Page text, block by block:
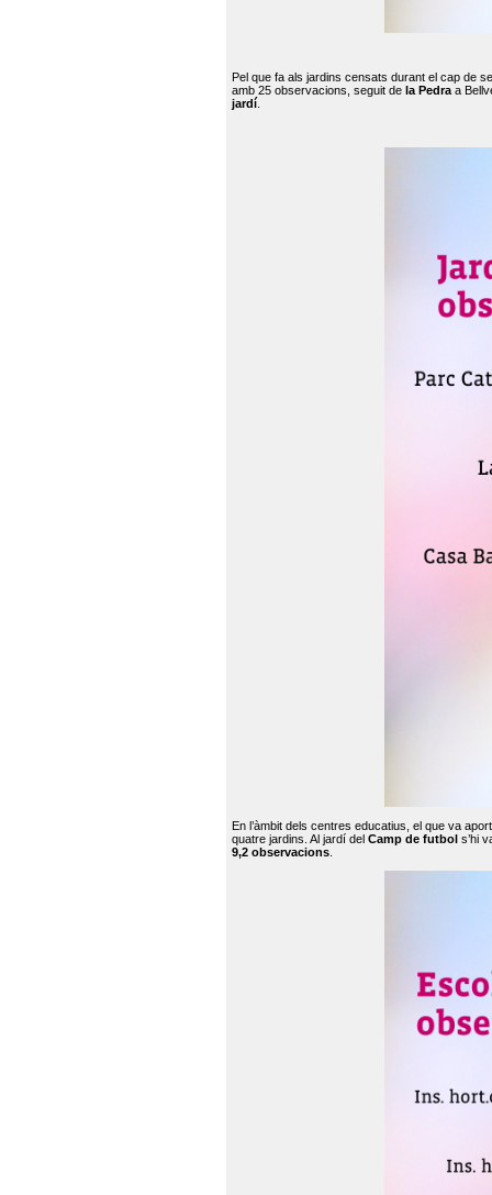
Pel que fa als jardins censats durant el cap de
amb 25 observacions, seguit de la Pedra a
jardí
En l’àmbit dels centres educatius, el que va
quatre jardins. Al jardí del Camp de futbol s’hi
9,2 observacions